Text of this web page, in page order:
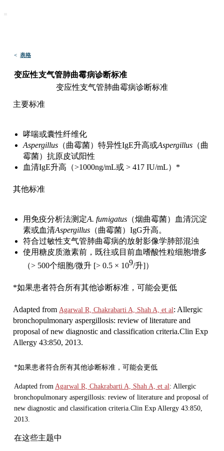
< 表格
变应性支气管肺曲霉病诊断标准
变应性支气管肺曲霉病诊断标准
主要标准
哮喘或囊性纤维化
Aspergillus （曲霉菌）特异性IgE升高或Aspergillus （曲
霉菌）抗原皮试阳性
血清IgE升高（>1000ng/mL或 > 417 IU/mL）*
其他标准
用免疫分析法测定A. fumigatus （烟曲霉菌）血清沉淀
素或血清Aspergillus （曲霉菌）IgG升高。
符合过敏性支气管肺曲霉病的放射影像学肺部混浊
使用糖皮质激素前，既往或目前血嗜酸性粒细胞增多
（> 500个细胞/微升 [> 0.5 × 109/升]）
*如果患者符合所有其他诊断标准，可能会更低
Adapted from Agarwal R, Chakrabarti A, Shah A, et al: Allergic
bronchopulmonary aspergillosis: review of literature and
proposal of new diagnostic and classification criteria.Clin Exp
Allergy 43:850, 2013.
*如果患者符合所有其他诊断标准，可能会更低
Adapted from Agarwal R, Chakrabarti A, Shah A, et al: Allergic
bronchopulmonary aspergillosis: review of literature and proposal of
new diagnostic and classification criteria.Clin Exp Allergy 43:850,
2013.
在这些主题中